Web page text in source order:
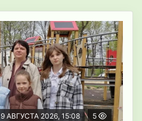
9 АВГУСТА 2026, 15:08 5